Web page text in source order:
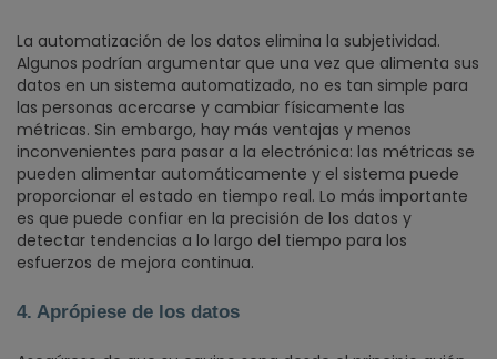
La automatización de los datos elimina la subjetividad.
Algunos podrían argumentar que una vez que alimenta sus
datos en un sistema automatizado, no es tan simple para
las personas acercarse y cambiar físicamente las
métricas. Sin embargo, hay más ventajas y menos
inconvenientes para pasar a la electrónica: las métricas se
pueden alimentar automáticamente y el sistema puede
proporcionar el estado en tiempo real. Lo más importante
es que puede confiar en la precisión de los datos y
detectar tendencias a lo largo del tiempo para los
esfuerzos de mejora continua.
4. Aprópiese de los datos